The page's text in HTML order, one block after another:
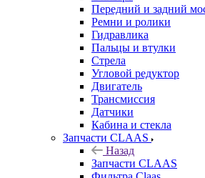
Передний и задний
Ремни и ролики
Гидравлика
Пальцы и втулки
Стрела
Угловой редуктор
Двигатель
Трансмиссия
Датчики
Кабина и стекла
Запчасти CLAAS
Назад
Запчасти CLAAS